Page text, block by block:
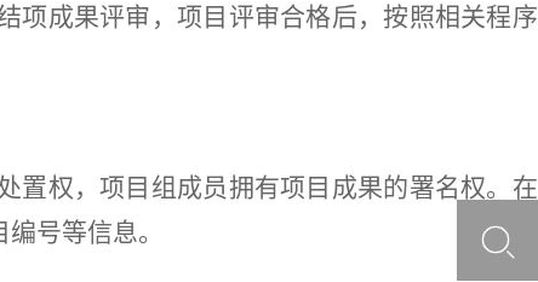
项成果评审，项目评审合格后，按照相关程
置权，项目组成员拥有项目成果的署名权。
号等信息。